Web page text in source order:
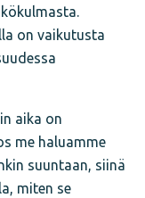
on vaikutusta
aika on
me haluamme
suuntaan, siinä
miten se